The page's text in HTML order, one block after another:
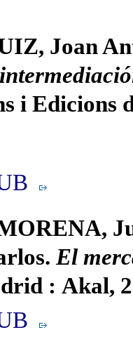
Joan
i Edicions
El
: Akal,